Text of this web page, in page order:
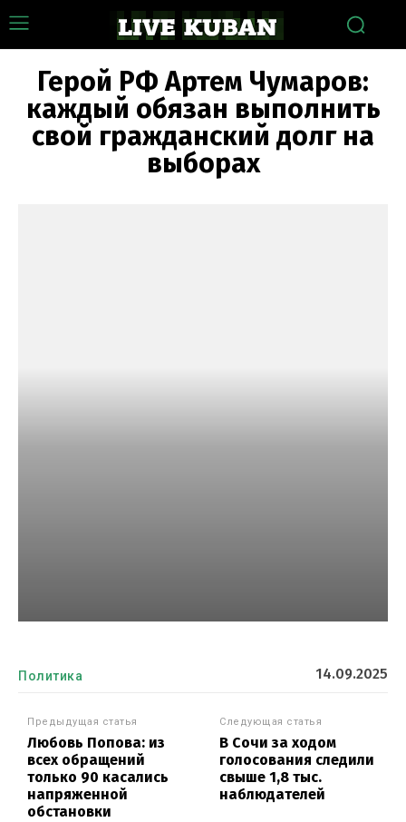
Герой РФ Артем Чумаров:
каждый обязан выполнить
свой гражданский долг на
выборах
Политика 14.09.2025
Предыдущая статья
Любовь Попова: из
всех обращений
только 90 касались
напряженной
обстановки
Следующая статья
В Сочи за ходом
голосования следили
свыше 1,8 тыс.
наблюдателей